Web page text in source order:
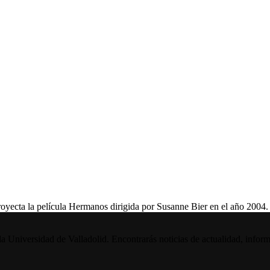
la película Hermanos dirigida por Susanne Bier en el año